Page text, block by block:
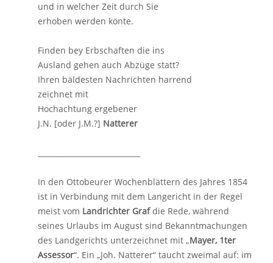
und in welcher Zeit durch Sie
erhoben werden könte.
Finden bey Erbschaften die ins
Ausland gehen auch Abzüge statt?
Ihren bäldesten Nachrichten harrend
zeichnet mit
Hochachtung ergebener
J.N. [oder J.M.?] Natterer
In den Ottobeurer Wochenblättern des Jahres 1854
ist in Verbindung mit dem Langericht in der Regel
meist vom Landrichter Grafdie Rede, während
seines Urlaubs im August sind Bekanntmachungen
des Landgerichts unterzeichnet mit „Mayer, 1ter
Assessor“. Ein „Joh. Natterer“ taucht zweimal auf: im